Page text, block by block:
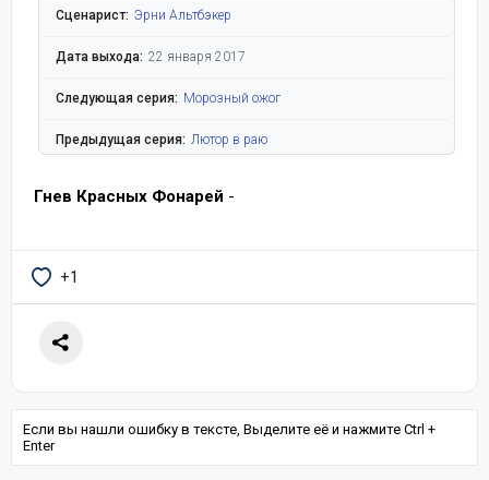
Сценарист: Эрни Альтбэкер
Дата выхода: 22 января 2017
Следующая серия: Морозный ожог
Предыдущая серия: Лютор в раю
Гнев Красных Фонарей -
+1
Если вы нашли ошибку в тексте, Выделите её и нажмите Ctrl +
Enter